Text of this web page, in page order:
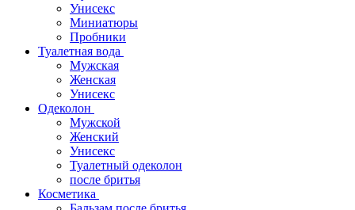
Унисекс
Миниатюры
Пробники
Туалетная вода
Мужская
Женская
Унисекс
Одеколон
Мужской
Женский
Унисекс
Туалетный одеколон
после бритья
Косметика